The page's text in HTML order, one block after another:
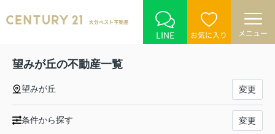
LINE お気に入り メニュー
望みが丘の不動産一覧
望みが丘 変更
条件から探す 変更